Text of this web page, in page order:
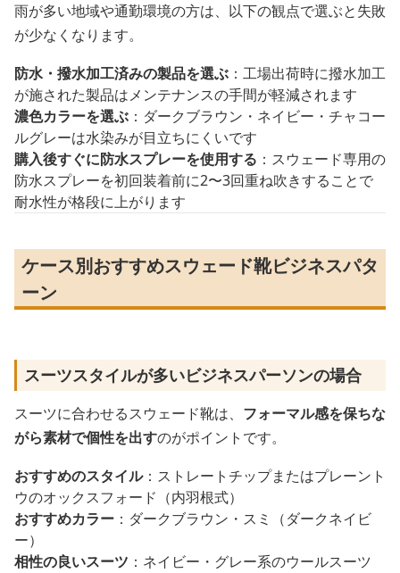
雨が多い地域や通勤環境の方は、以下の観点で選ぶと失敗
が少なくなります。
防水・撥水加工済みの製品を選ぶ ：工場出荷時に撥水加工
が施された製品はメンテナンスの手間が軽減されます
濃色カラーを選ぶ ：ダークブラウン・ネイビー・チャコー
ルグレーは水染みが目立ちにくいです
購入後すぐに防水スプレーを使用する ：スウェード専用の
防水スプレーを初回装着前に2〜3回重ね吹きすることで
耐水性が格段に上がります
ケース別おすすめスウェード靴ビジネスパタ
ーン
スーツスタイルが多いビジネスパーソンの場合
スーツに合わせるスウェード靴は、 フォーマル感を保ちな
がら素材で個性を出すのがポイントです。
おすすめのスタイル：ストレートチップまたはプレーント
ウのオックスフォード（内羽根式）
おすすめカラー ：ダークブラウン・スミ（ダークネイビ
ー）
相性の良いスーツ ：ネイビー・グレー系のウールスーツ